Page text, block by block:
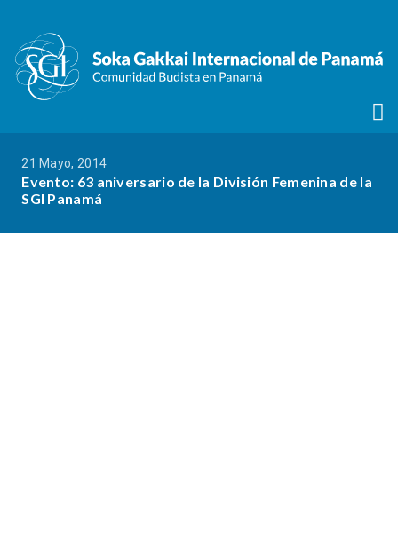
21 Mayo, 2014
Evento: 63 aniversario de la División Femenina de la
SGI Panamá